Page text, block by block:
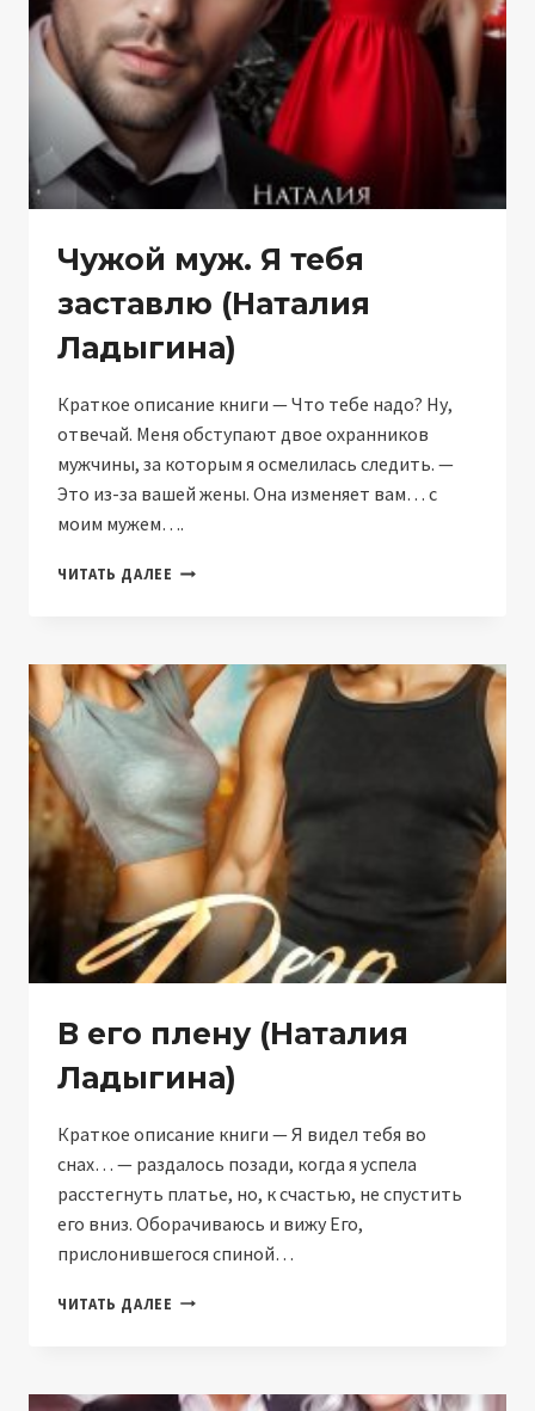
Чужой муж. Я тебя
заставлю (Наталия
Ладыгина)
Краткое описание книги — Что тебе надо? Ну,
отвечай. Меня обступают двое охранников
мужчины, за которым я осмелилась следить. —
Это из-за вашей жены. Она изменяет вам… с
моим мужем….
ЧИТАТЬ ДАЛЕЕ ЧУЖОЙ
ЗАСТАВЛЮ
(НАТАЛИЯ
ЛАДЫГИНА)
В его плену (Наталия
Ладыгина)
Краткое описание книги — Я видел тебя во
снах… — раздалось позади, когда я успела
расстегнуть платье, но, к счастью, не спустить
его вниз. Оборачиваюсь и вижу Его,
прислонившегося спиной…
ЧИТАТЬ ДАЛЕЕ В
ЛАДЫГИНА)